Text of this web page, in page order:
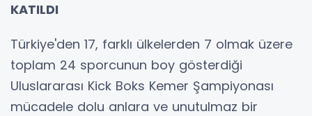
KATILDI
Türkiye'den 17, farklı ülkelerden 7 olmak üzere
toplam 24 sporcunun boy gösterdiği
Uluslararası Kick Boks Kemer Şampiyonası
mücadele dolu anlara ve unutulmaz bir